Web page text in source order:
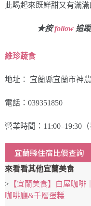
此喝起來既鮮甜又有滿滿
★按follow 追
維珍蔬食
地址： 宜蘭縣宜蘭市神
電話：039351850
營業時間：11:00–19:30（
宜蘭縣住宿比價查詢
來看看其他宜蘭美食
> 【宜蘭美食】白屋咖
咖啡廳&千層蛋糕